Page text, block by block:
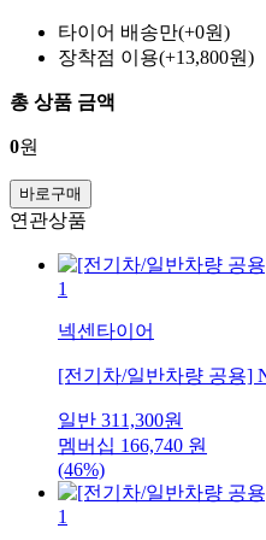
타이어 배송만(+0원)
장착점 이용(+13,800원)
총 상품 금액
0원
바로구매
연관상품
1
넥센타이어
[전기차/일반차량 공용]
일반 311,300원
멤버십 166,740 원
(46%)
1